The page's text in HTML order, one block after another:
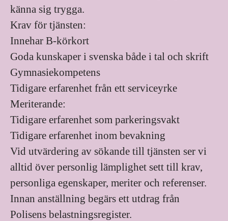
känna sig trygga.
Krav för tjänsten:
Innehar B-körkort
Goda kunskaper i svenska både i tal och skrift
Gymnasiekompetens
Tidigare erfarenhet från ett serviceyrke
Meriterande:
Tidigare erfarenhet som parkeringsvakt
Tidigare erfarenhet inom bevakning
Vid utvärdering av sökande till tjänsten ser vi
alltid över personlig lämplighet sett till krav,
personliga egenskaper, meriter och referenser.
Innan anställning begärs ett utdrag från
Polisens belastningsregister.